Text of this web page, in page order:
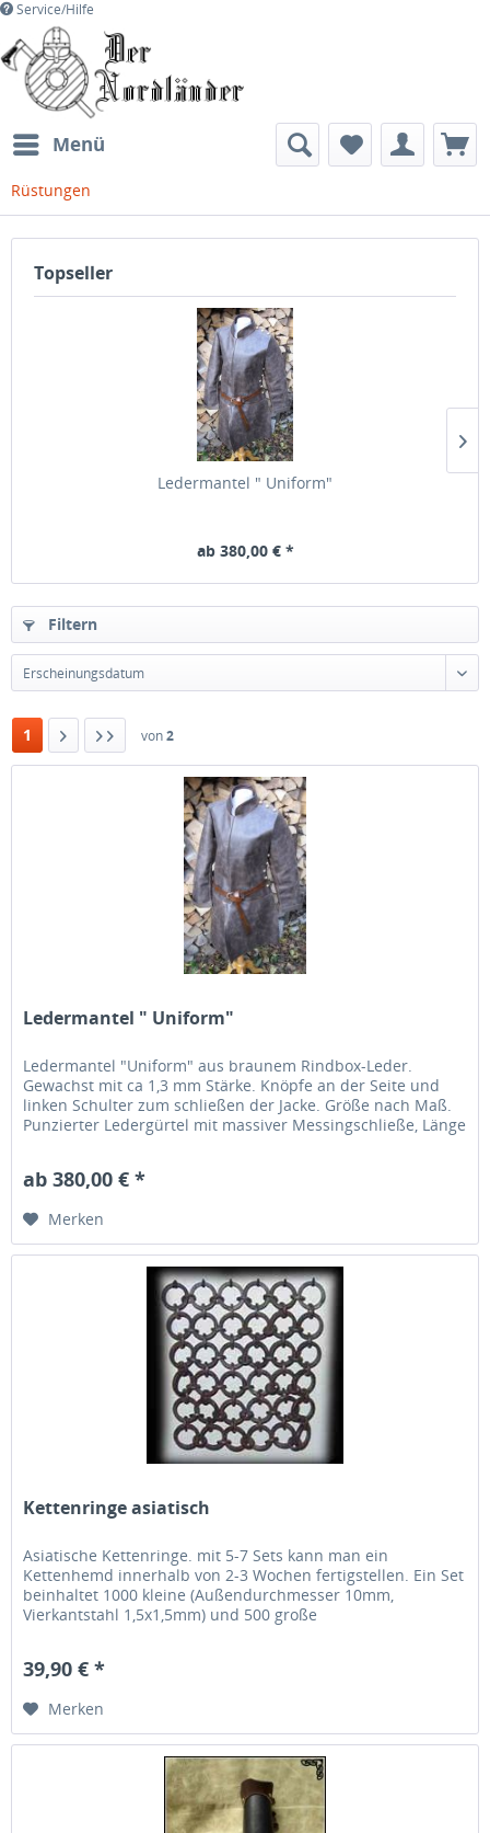
Service/Hilfe
Menü
Rüstungen
Topseller
Ledermantel " Uniform"
ab 380,00 € *
Filtern
Erscheinungsdatum
1 von2
Ledermantel " Uniform"
Ledermantel "Uniform" aus braunem Rindbox-Leder.
Gewachst mit ca 1,3 mm Stärke. Knöpfe an der Seite und
linken Schulter zum schließen der Jacke. Größe nach Maß.
Punzierter Ledergürtel mit massiver Messingschließe, Länge
ab 380,00 € *
Merken
Kettenringe asiatisch
Asiatische Kettenringe. mit 5-7 Sets kann man ein
Kettenhemd innerhalb von 2-3 Wochen fertigstellen. Ein Set
beinhaltet 1000 kleine (Außendurchmesser 10mm,
Vierkantstahl 1,5x1,5mm) und 500 große
39,90 € *
Merken